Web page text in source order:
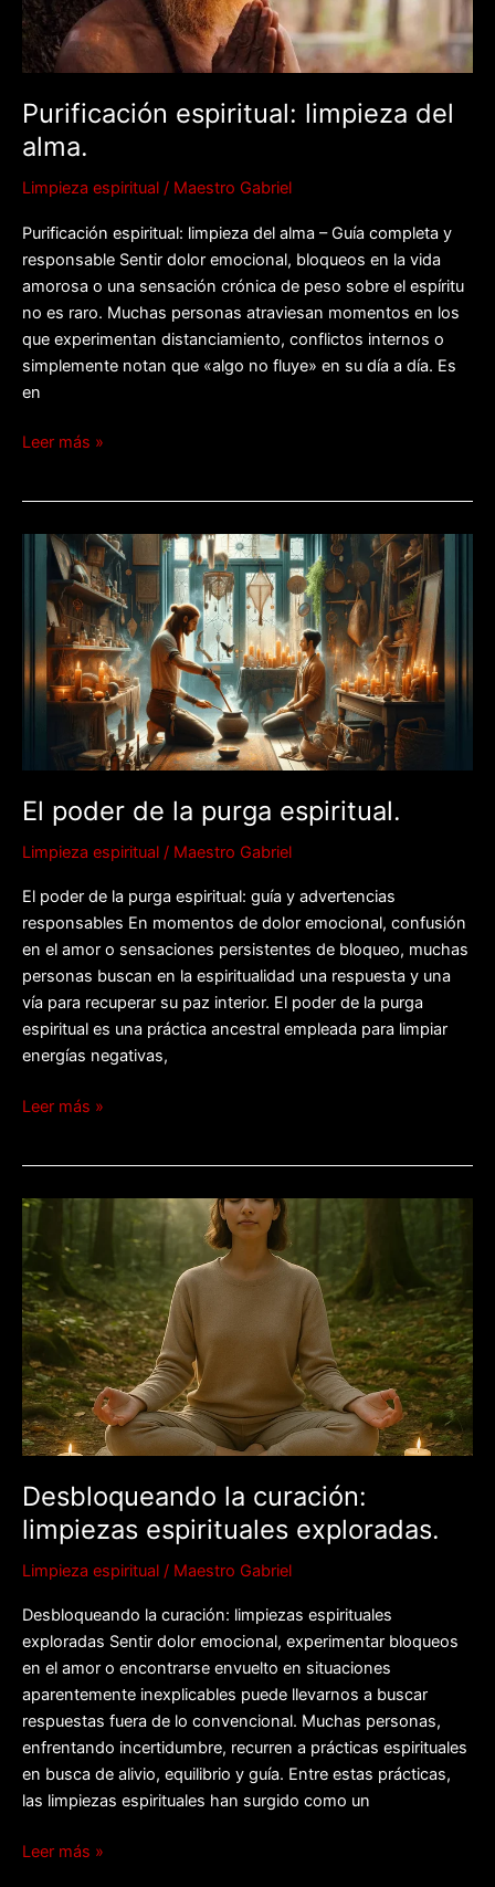
Purificación espiritual: limpieza del
alma.
Limpieza espiritual / Maestro Gabriel
Purificación espiritual: limpieza del alma – Guía completa y
responsable Sentir dolor emocional, bloqueos en la vida
amorosa o una sensación crónica de peso sobre el espíritu
no es raro. Muchas personas atraviesan momentos en los
que experimentan distanciamiento, conflictos internos o
simplemente notan que «algo no fluye» en su día a día. Es
en
Leer más »
El poder de la purga espiritual.
Limpieza espiritual / Maestro Gabriel
El poder de la purga espiritual: guía y advertencias
responsables En momentos de dolor emocional, confusión
en el amor o sensaciones persistentes de bloqueo, muchas
personas buscan en la espiritualidad una respuesta y una
vía para recuperar su paz interior. El poder de la purga
espiritual es una práctica ancestral empleada para limpiar
energías negativas,
poder
purga
espiritual.
Leer más »
Desbloqueando la curación:
limpiezas espirituales exploradas.
Limpieza espiritual / Maestro Gabriel
Desbloqueando la curación: limpiezas espirituales
exploradas Sentir dolor emocional, experimentar bloqueos
en el amor o encontrarse envuelto en situaciones
aparentemente inexplicables puede llevarnos a buscar
respuestas fuera de lo convencional. Muchas personas,
enfrentando incertidumbre, recurren a prácticas espirituales
en busca de alivio, equilibrio y guía. Entre estas prácticas,
las limpiezas espirituales han surgido como un
Desbloqueando
la
curación:
limpiezas
espirituales
exploradas.
Leer más »